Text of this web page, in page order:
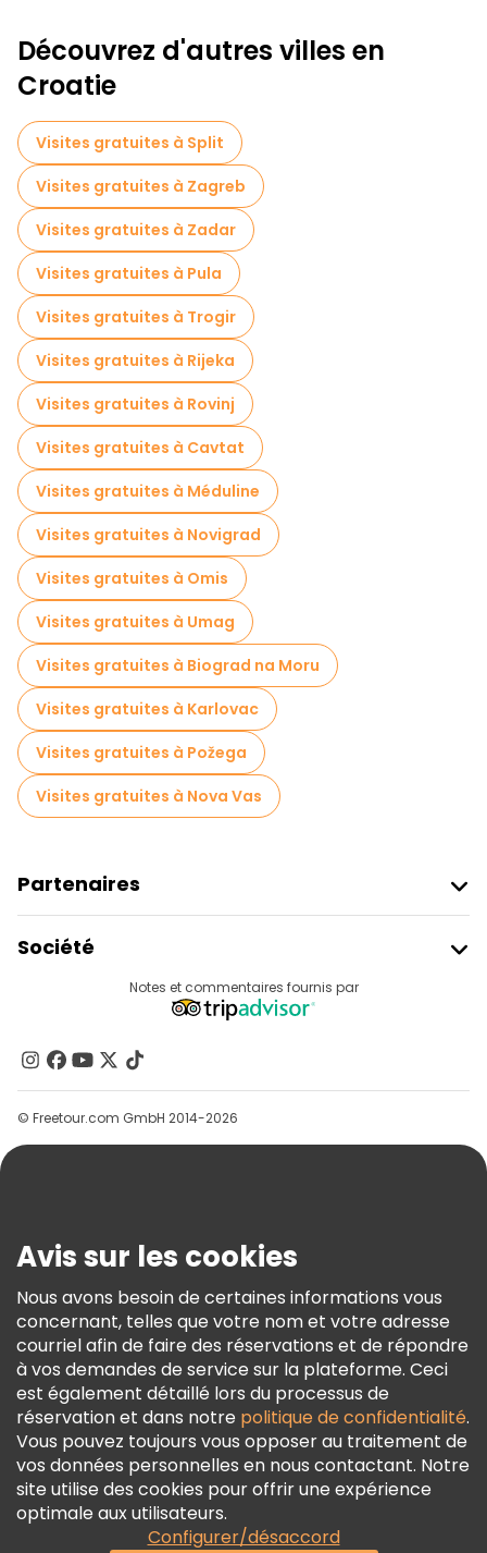
Visites autoguidées en Dubrovnik
Croisières en Dubrovnik
Visite gratuite de la vieille ville à Dubrovnik
Visites de dégustation locales à Dubrovnik
Visites nocturnes gratuites à Dubrovnik
Visites gastronomiques à Dubrovnik
Visites gratuites à proximité Rector's Palace
Visites gratuites à proximité Sponza Palace
Découvrez d'autres villes en
Croatie
Visites gratuites à Split
Visites gratuites à Zagreb
Visites gratuites à Zadar
Visites gratuites à Pula
Visites gratuites à Trogir
Visites gratuites à Rijeka
Visites gratuites à Rovinj
Visites gratuites à Cavtat
Visites gratuites à Méduline
Visites gratuites à Novigrad
Visites gratuites à Omis
Visites gratuites à Umag
Visites gratuites à Biograd na Moru
Visites gratuites à Karlovac
Visites gratuites à Požega
Visites gratuites à Nova Vas
Partenaires
Connexion Du Fournisseur
Programme D’affiliation
Société
Contactez-Nous
Groupes
Aide
Conditions Générales Et Mentions Légales
Politique En Matière De Cookies
Freetour Prix
Programme De Fidélité
Notes et commentaires fournis par
© Freetour.com GmbH 2014-2026
Avis sur les cookies
Nous avons besoin de certaines informations vous
concernant, telles que votre nom et votre adresse
courriel afin de faire des réservations et de répondre
à vos demandes de service sur la plateforme. Ceci
est également détaillé lors du processus de
réservation et dans notre politique de confidentialité.
Vous pouvez toujours vous opposer au traitement de
vos données personnelles en nous contactant. Notre
site utilise des cookies pour offrir une expérience
optimale aux utilisateurs.
Configurer/désaccord